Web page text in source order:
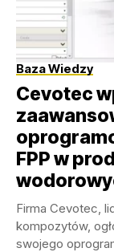
Baza Wiedzy
Cevotec
FPP w
Firma Cevotec,
kompozytów,
swojego